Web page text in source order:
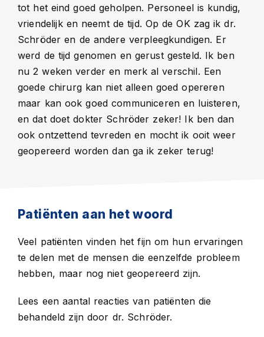
tot het eind goed geholpen. Personeel is kundig,
vriendelijk en neemt de tijd. Op de OK zag ik dr.
Schröder en de andere verpleegkundigen. Er
werd de tijd genomen en gerust gesteld. Ik ben
nu 2 weken verder en merk al verschil. Een
goede chirurg kan niet alleen goed opereren
maar kan ook goed communiceren en luisteren,
en dat doet dokter Schröder zeker! Ik ben dan
ook ontzettend tevreden en mocht ik ooit weer
geopereerd worden dan ga ik zeker terug!
Patiënten aan het woord
Veel patiënten vinden het fijn om hun ervaringen
te delen met de mensen die eenzelfde probleem
hebben, maar nog niet geopereerd zijn.
Lees een aantal reacties van patiënten die
behandeld zijn door dr. Schröder.